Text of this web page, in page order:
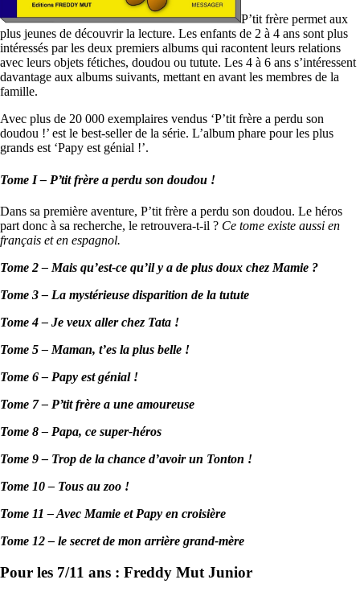
P’tit frère permet aux
plus jeunes de découvrir la lecture. Les enfants de 2 à 4 ans sont plus
intéressés par les deux premiers albums qui racontent leurs relations
avec leurs objets fétiches, doudou ou tutute. Les 4 à 6 ans s’intéressent
davantage aux albums suivants, mettant en avant les membres de la
famille.
Avec plus de 20 000 exemplaires vendus ‘P’tit frère a perdu son
doudou !’ est le best-seller de la série. L’album phare pour les plus
grands est ‘Papy est génial !’.
Tome I – P’tit frère a perdu son doudou !
Dans sa première aventure, P’tit frère a perdu son doudou. Le héros
part donc à sa recherche, le retrouvera-t-il ? Ce tome existe aussi en
français et en espagnol.
Tome 2 – Mais qu’est-ce qu’il y a de plus doux chez Mamie ?
Tome 3 – La mystérieuse disparition de la tutute
Tome 4 – Je veux aller chez Tata !
Tome 5 – Maman, t’es la plus belle !
Tome 6 – Papy est génial !
Tome 7 – P’tit frère a une amoureuse
Tome 8 – Papa, ce super-héros
Tome 9 – Trop de la chance d’avoir un Tonton !
Tome 10 – Tous au zoo !
Tome 11 – Avec Mamie et Papy en croisière
Tome 12 – le secret de mon arrière grand-mère
Pour les 7/11 ans : Freddy Mut Junior